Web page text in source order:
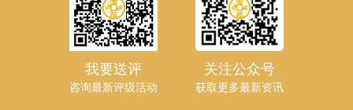
我要送评
咨询最新评级活动
关注公众号
获取更多最新资讯